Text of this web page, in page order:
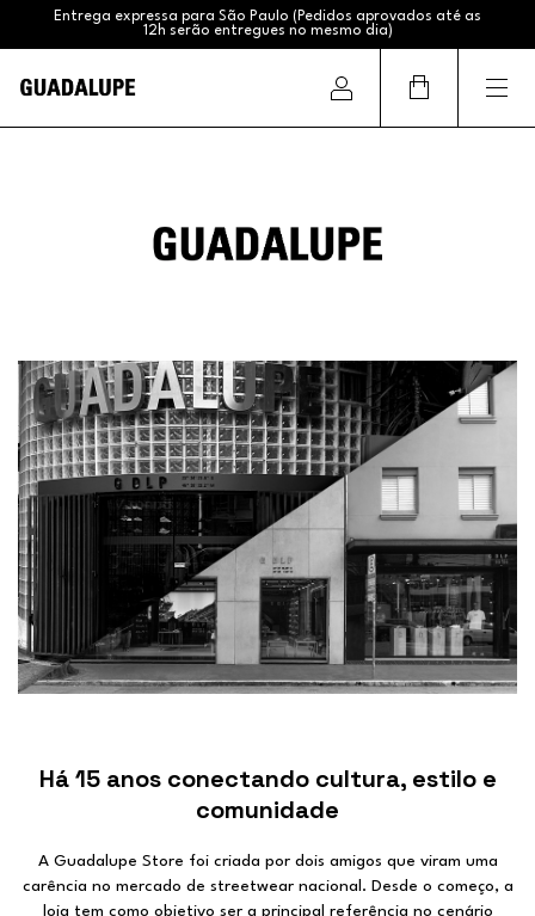
Entrega expressa para São Paulo (Pedidos aprovados até as
12h serão entregues no mesmo dia)
Há 15 anos conectando cultura, estilo e
comunidade
A Guadalupe Store foi criada por dois amigos que viram uma
carência no mercado de streetwear nacional. Desde o começo, a
loja tem como objetivo ser a principal referência no cenário